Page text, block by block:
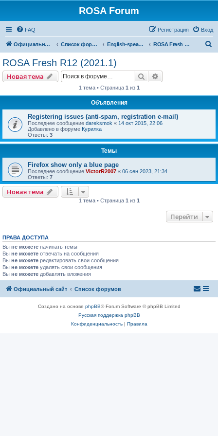
ROSA Forum
FAQ Вход
Регистрация
Официальный сайт Список форумов English-speaking forums ROSA Fresh R12 (2021.1)
ROSA Fresh R12 (2021.1)
Новая тема Поиск
1 тема • Страница 1 из 1
Объявления
Registering issues (anti-spam, registration e-mail)
Последнее сообщение dareksmok « 14 окт 2015, 22:06
Добавлено в форуме Курилка
Ответы: 3
Темы
Firefox show only a blue page
Последнее сообщение VictorR2007 « 06 сен 2023, 21:34
Ответы: 7
Новая тема
1 тема • Страница 1 из 1
Перейти
ПРАВА ДОСТУПА
Вы не можете начинать темы
Вы не можете отвечать на сообщения
Вы не можете редактировать свои сообщения
Вы не можете удалять свои сообщения
Вы не можете добавлять вложения
Официальный сайт Список форумов
Создано на основе phpBB® Forum Software © phpBB Limited
Русская поддержка phpBB
Конфиденциальность| Правила